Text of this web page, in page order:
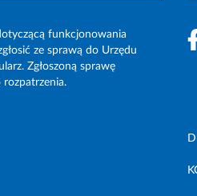
funkcjonowania
ze sprawą do Urzędu
Zgłoszoną sprawę
rozpatrzenia.